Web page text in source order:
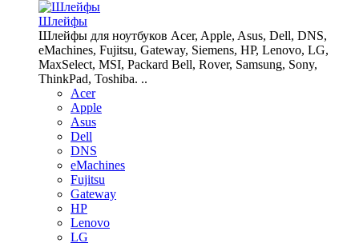
Шлейфы
Шлейфы для ноутбуков Acer, Apple, Asus, Dell, DNS,
eMachines, Fujitsu, Gateway, Siemens, HP, Lenovo, LG,
MaxSelect, MSI, Packard Bell, Rover, Samsung, Sony,
ThinkPad, Toshiba. ..
Acer
Apple
Asus
Dell
DNS
eMachines
Fujitsu
Gateway
HP
Lenovo
LG